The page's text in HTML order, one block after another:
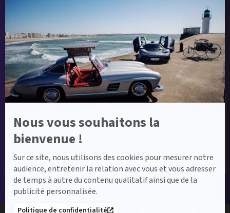
sur
Axeptio
Nous vous souhaitons la
bienvenue !
Sur ce site, nous utilisons des cookies pour mesurer notre
audience, entretenir la relation avec vous et vous adresser
de temps à autre du contenu qualitatif ainsi que de la
publicité personnalisée.
Politique de confidentialité
Label Certified et Garanties
Label Certified
Le label Mercedes-Benz Certified vous propose
des voitures d’occasion de haute qualité.